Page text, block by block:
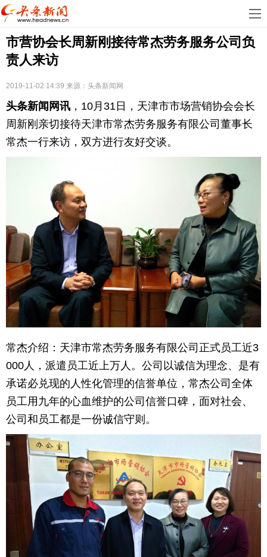
首
页
娱
乐
科
地
产
活
时
尚
体
育
育
游
游
戏
快
富
文
市营协会长周新刚接待常杰劳务服务公司负
责人来访
2019-11-02 14:39 来源： 头条新闻网
头条新闻网讯 ，10月31日，天津市市场营销协会会长
周新刚亲切接待天津市常杰劳务服务有限公司董事长
常杰一行来访，双方进行友好交谈。
常杰介绍：天津市常杰劳务服务有限公司正式员工近3
000人，派遣员工近上万人。公司以诚信为理念、是有
承诺必兑现的人性化管理的信誉单位，常杰公司全体
员工用九年的心血维护的公司信誉口碑，面对社会、
公司和员工都是一份诚信守则。